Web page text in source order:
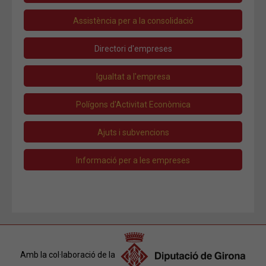
Assistència per a la consolidació
Directori d'empreses
Igualtat a l'empresa
Polígons d'Activitat Econòmica
Ajuts i subvencions
Informació per a les empreses
Amb la col·laboració de la